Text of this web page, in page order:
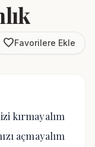
favorite_borderFavorilere Ekle
kırmayalım
açmayalım